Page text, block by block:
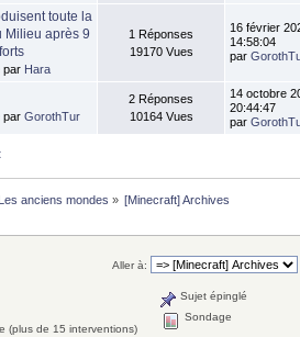
toute la
Milieu après 9
par Hara
1 Réponses
19170 Vues
16 février
14:58:04
par
par GorothTur
2 Réponses
10164 Vues
14 octobre
20:44:47
par
Les anciens mondes » [Minecraft] Archives
Aller à:
(plus de 15 interventions)
Sujet épinglé
Sondage